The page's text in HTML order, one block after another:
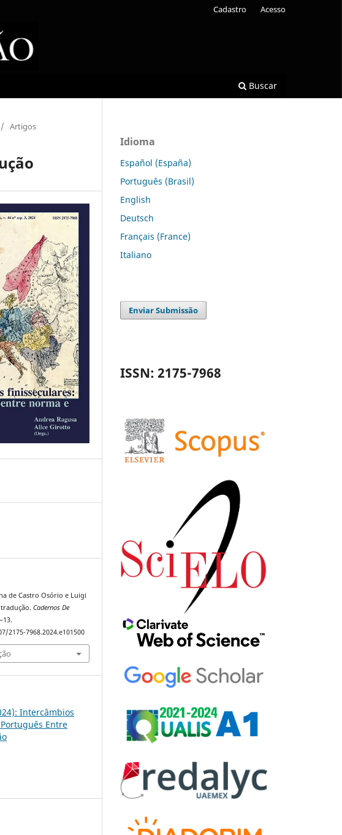
Buscar
Cadastro Acesso
/ Artigos
de Castro Osório e Luigi
tradução.Cadernos De
2175-7968.2024.e101500
Intercâmbios
Entre
Idioma
Español (España)
Português (Brasil)
English
Deutsch
Français (France)
Italiano
Enviar Submissão
ISSN: 2175-7968